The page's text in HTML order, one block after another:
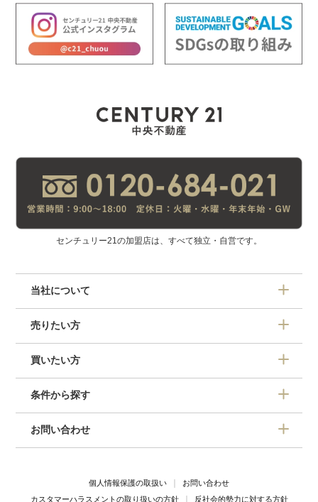
センチュリー21の加盟店は、すべて独立・自営です。
当社について
売りたい方
買いたい方
条件から探す
お問い合わせ
個人情報保護の取扱い
お問い合わせ
カスタマーハラスメントの取り扱いの方針
反社会的勢力に対する方針